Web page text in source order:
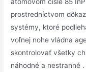
prostredníctvom
systémy, ktoré
voľnej nohe vládna
skontrolovať všetky
náhodné a nestranné